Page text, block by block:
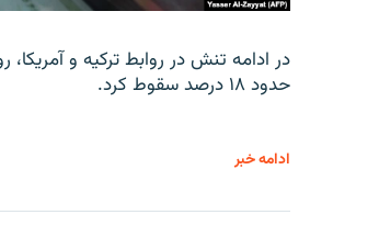
در ادامه تنش در روابط ترکیه و
حدود ۱۸ درصد سقوط کرد.
ادامه خبر